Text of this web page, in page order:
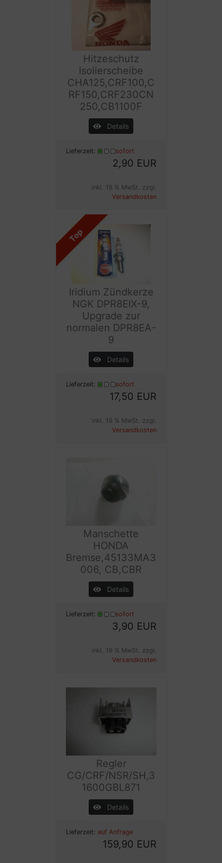
Hitzeschutz
Isolierscheibe
CHA125,CRF100,C
RF150,CRF230CN
250,CB1100F
Details
Lieferzeit: sofort
2,90 EUR
inkl. 19 % MwSt. zzgl.
Versandkosten
Top
Iridium Zündkerze
NGK DPR8EIX-9,
Upgrade zur
normalen DPR8EA-
9
Details
Lieferzeit: sofort
17,50 EUR
inkl. 19 % MwSt. zzgl.
Versandkosten
Manschette
HONDA
Bremse,45133MA3
006, CB,CBR
Details
Lieferzeit: sofort
3,90 EUR
inkl. 19 % MwSt. zzgl.
Versandkosten
Regler
CG/CRF/NSR/SH,3
1600GBL871
Details
Lieferzeit: auf Anfrage
159,90 EUR